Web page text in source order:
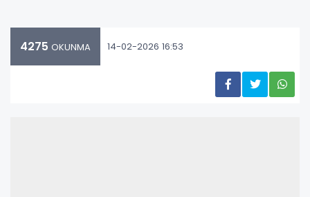
4275 OKUNMA 14-02-2026 16:53